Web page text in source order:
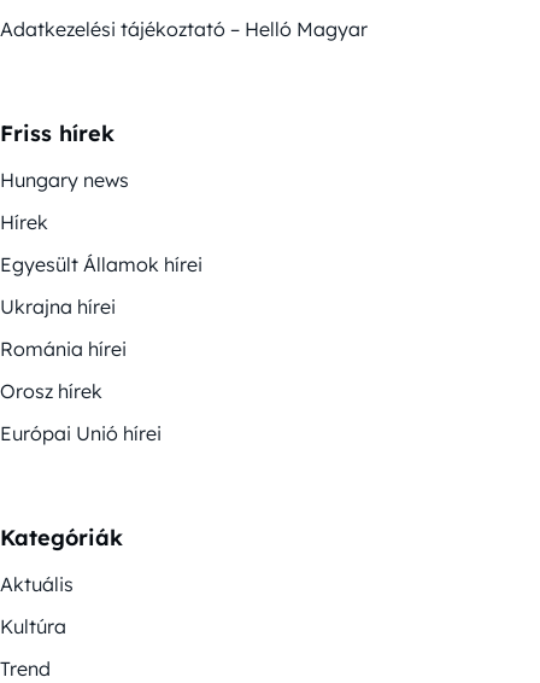
Adatkezelési tájékoztató – Helló Magyar
Friss hírek
Hungary news
Hírek
Egyesült Államok hírei
Ukrajna hírei
Románia hírei
Orosz hírek
Európai Unió hírei
Kategóriák
Aktuális
Kultúra
Trend